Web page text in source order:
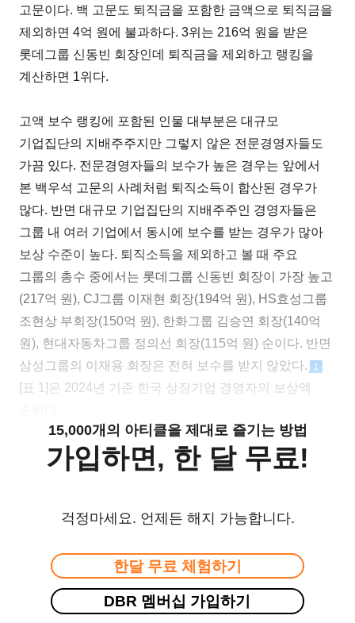
고문이다. 백 고문도 퇴직금을 포함한 금액으로 퇴직금을
제외하면 4억 원에 불과하다. 3위는 216억 원을 받은
롯데그룹 신동빈 회장인데 퇴직금을 제외하고 랭킹을
계산하면 1위다.
고액 보수 랭킹에 포함된 인물 대부분은 대규모
기업집단의 지배주주지만 그렇지 않은 전문경영자들도
가끔 있다. 전문경영자들의 보수가 높은 경우는 앞에서
본 백우석 고문의 사례처럼 퇴직소득이 합산된 경우가
많다. 반면 대규모 기업집단의 지배주주인 경영자들은
그룹 내 여러 기업에서 동시에 보수를 받는 경우가 많아
보상 수준이 높다. 퇴직소득을 제외하고 볼 때 주요
그룹의 총수 중에서는 롯데그룹 신동빈 회장이 가장 높고
(217억 원), CJ그룹 이재현 회장(194억 원), HS효성그룹
조현상 부회장(150억 원), 한화그룹 김승연 회장(140억
원), 현대자동차그룹 정의선 회장(115억 원) 순이다. 반면
삼성그룹의 이재용 회장은 전혀 보수를 받지 않았다.
1
[표 1]은 2024년 기준 한국 상장기업 경영자의 보상액
15,000개의 아티클을 제대로 즐기는 방법
가입하면, 한 달 무료!
걱정마세요. 언제든 해지 가능합니다.
한달 무료 체험하기
DBR 멤버십 가입하기